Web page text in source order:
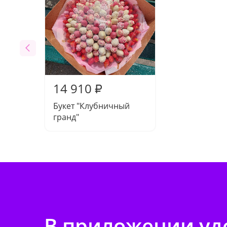
14 910 ₽
Букет "Клубничный
гранд"